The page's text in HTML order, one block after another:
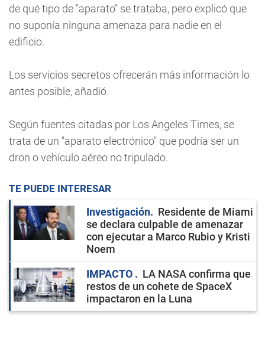
de qué tipo de "aparato" se trataba, pero explicó que
no suponía ninguna amenaza para nadie en el
edificio.
Los servicios secretos ofrecerán más información lo
antes posible, añadió.
Según fuentes citadas por Los Angeles Times, se
trata de un "aparato electrónico" que podría ser un
dron o vehículo aéreo no tripulado.
TE PUEDE INTERESAR
Investigación
Residente de Miami
se declara culpable de amenazar
con ejecutar a Marco Rubio y Kristi
Noem
IMPACTO
LA NASA confirma que
restos de un cohete de SpaceX
impactaron en la Luna